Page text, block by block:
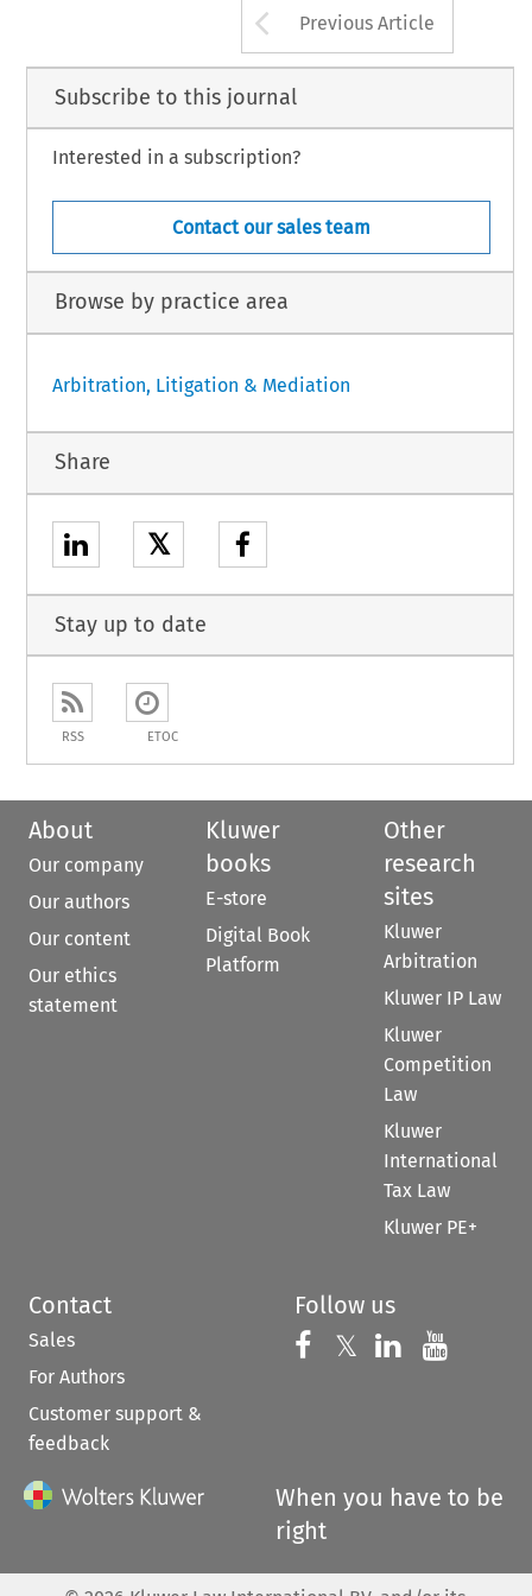
Arrow button
Previous Article
Subscribe to this journal
Interested in a subscription?
Contact our sales team
Browse by practice area
Arbitration, Litigation & Mediation
Share
𝕏
Stay up to date
RSS ETOC
About
Our company
Our authors
Our content
Our ethics
statement
Kluwer
books
E-store
Digital Book
Platform
Other
research
sites
Kluwer
Arbitration
Kluwer IP Law
Kluwer
Competition
Law
Kluwer
International
Tax Law
Kluwer PE+
Contact
Sales
For Authors
Customer support &
feedback
Follow us
Follow us on
𝕏 Follow us on
Follow us
When you have to be
right